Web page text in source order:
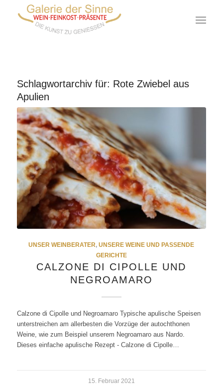
Schlagwortarchiv für: Rote Zwiebel aus
Apulien
UNSER WEINBERATER,UNSERE WEINE UND PASSENDE
GERICHTE
CALZONE DI CIPOLLE UND
NEGROAMARO
Calzone di Cipolle und Negroamaro Typische apulische Speisen
unterstreichen am allerbesten die Vorzüge der autochthonen
Weine, wie zum Beispiel unserem Negroamaro aus Nardo.
Dieses einfache apulische Rezept - Calzone di Cipolle…
15. Februar 2021